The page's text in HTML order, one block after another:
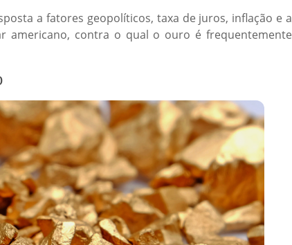
a fatores geopolíticos, taxa de juros, inflação e a
americano, contra o qual o ouro é frequentemente